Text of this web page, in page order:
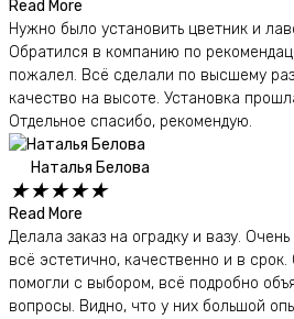
Read More
Нужно было установить цветник и
Обратился в компанию по
пожалел. Всё сделали по высшему
качество на высоте. Установка
Отдельное спасибо, рекомендую.
Наталья Белова
★★★★★
Read More
Делала заказ на оградку и вазу.
всё эстетично, качественно и в
помогли с выбором, всё подробно
вопросы. Видно, что у них большой